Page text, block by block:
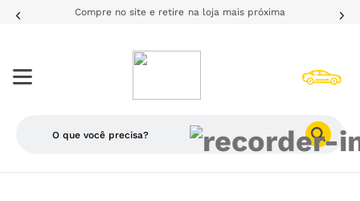
Compre no site e retire na loja mais próxima